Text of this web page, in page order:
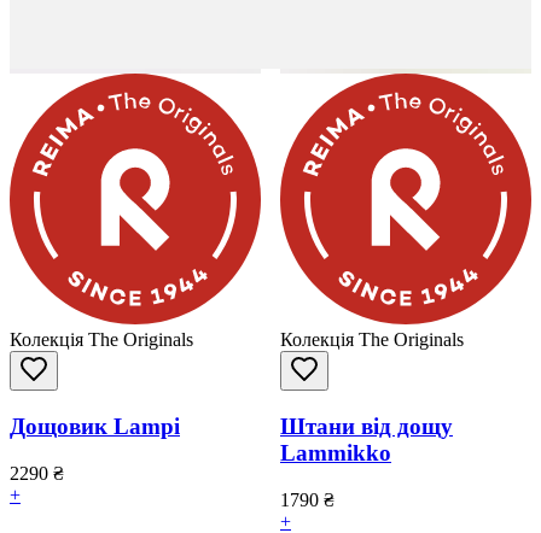
Колекція The Originals
Дощовик Lampi
2290 ₴
+
Колекція The Originals
Штани від дощу
Lammikko
1790 ₴
+